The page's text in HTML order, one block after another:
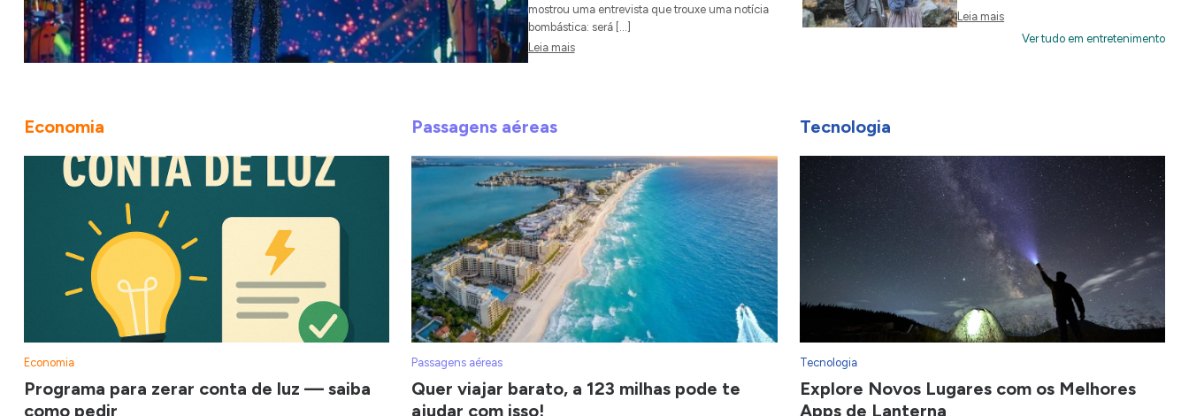
mostrou uma entrevista que trouxe uma notícia
bombástica: será […]
Leia mais
Leia mais
Ver tudo em entretenimento
Economia
Economia
Programa para zerar conta de luz — saiba
como pedir
Passagens aéreas
Passagens aéreas
Quer viajar barato, a 123 milhas pode te
ajudar com isso!
Tecnologia
Tecnologia
Explore Novos Lugares com os Melhores
Apps de Lanterna